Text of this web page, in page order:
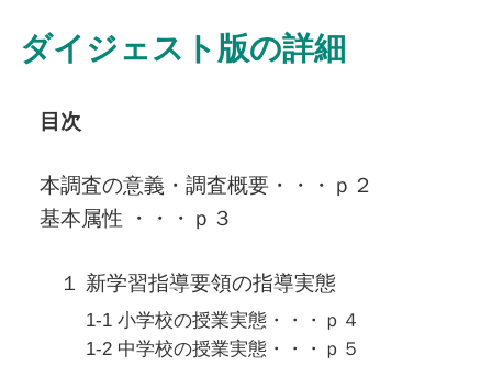
ダイジェスト版の詳細
目次
本調査の意義・調査概要・・・ｐ２
基本属性 ・・・ｐ３
１ 新学習指導要領の指導実態
1-1 小学校の授業実態・・・ｐ４
1-2 中学校の授業実態・・・ｐ５